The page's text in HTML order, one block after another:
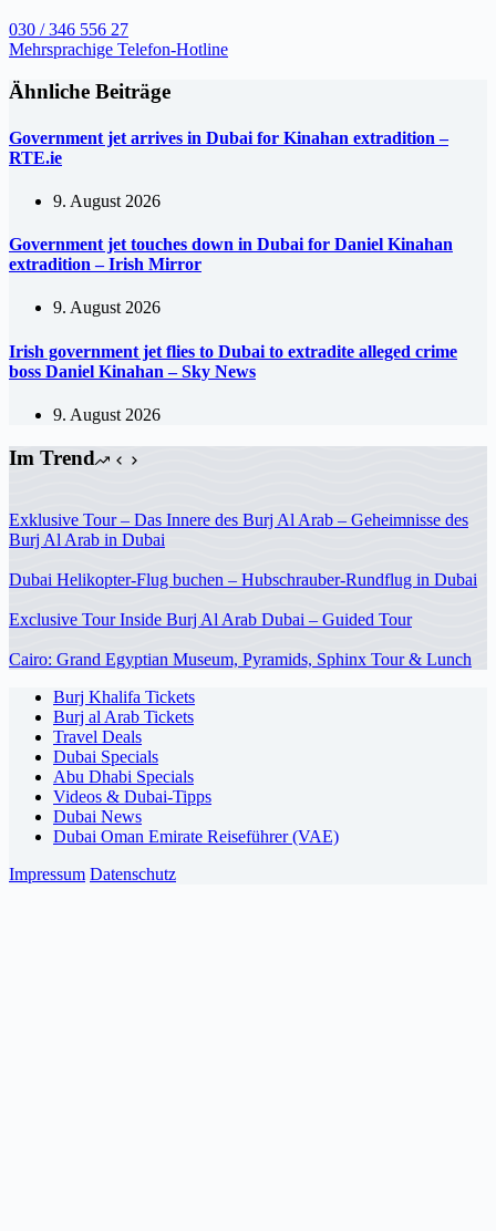
030 / 346 556 27
Mehrsprachige Telefon-Hotline
Ähnliche Beiträge
Government jet arrives in Dubai for Kinahan extradition –
RTE.ie
9. August 2026
Government jet touches down in Dubai for Daniel Kinahan
extradition – Irish Mirror
9. August 2026
Irish government jet flies to Dubai to extradite alleged crime
boss Daniel Kinahan – Sky News
9. August 2026
Im Trend
Exklusive Tour – Das Innere des Burj Al Arab – Geheimnisse des
Burj Al Arab in Dubai
Dubai Helikopter-Flug buchen – Hubschrauber-Rundflug in Dubai
Exclusive Tour Inside Burj Al Arab Dubai – Guided Tour
Cairo: Grand Egyptian Museum, Pyramids, Sphinx Tour & Lunch
Burj Khalifa Tickets
Burj al Arab Tickets
Travel Deals
Dubai Specials
Abu Dhabi Specials
Videos & Dubai-Tipps
Dubai News
Dubai Oman Emirate Reiseführer (VAE)
Impressum Datenschutz